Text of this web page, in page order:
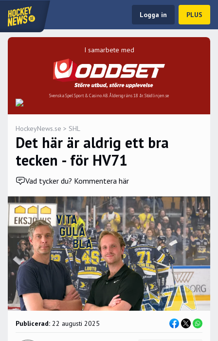
Logga in PLUS
I samarbete med
Svenska Spel Sport & Casino AB. Åldersgräns 18 år. Stödlinjen.se
HockeyNews.se > SHL
Det här är aldrig ett bra
tecken - för HV71
Vad tycker du? Kommentera här
Publicerad: 22 augusti 2025